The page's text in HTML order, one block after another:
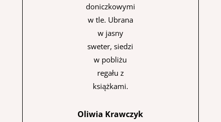
Oliwia Krawczyk